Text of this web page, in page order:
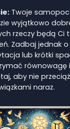
Twoje
wyjątkowo
rzeczy będą Ci
Zadbaj jednak
lub krótki
równowagę
aby nie
naraz.